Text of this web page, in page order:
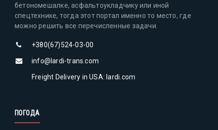
бетономешалке, асфальтоукладчику или иной
спецтехнике, тогда этот портал именно то место, где
можно решить все перечисленные задачи.
+380(67)524-03-00
info@lardi-trans.com
Freight Delivery in USA: lardi.com
ПОГОДА